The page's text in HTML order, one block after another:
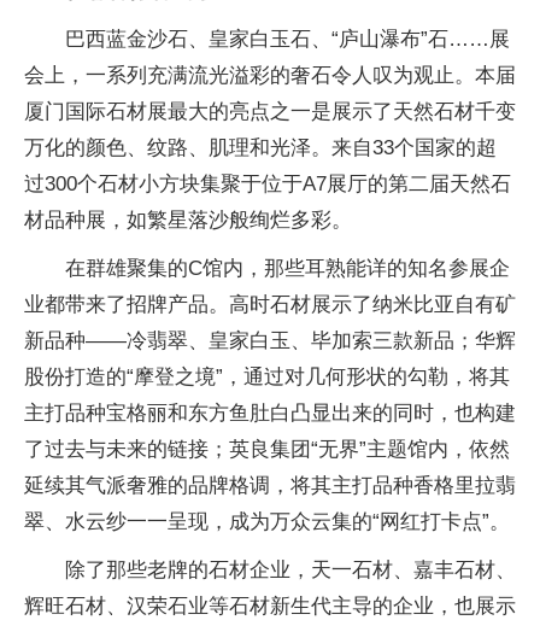
巴西蓝金沙石、皇家白玉石、“庐山瀑布”石……展
会上，一系列充满流光溢彩的奢石令人叹为观止。本届
厦门国际石材展最大的亮点之一是展示了天然石材千变
万化的颜色、纹路、肌理和光泽。来自33个国家的超
过300个石材小方块集聚于位于A7展厅的第二届天然石
材品种展，如繁星落沙般绚烂多彩。
在群雄聚集的C馆内，那些耳熟能详的知名参展企
业都带来了招牌产品。高时石材展示了纳米比亚自有矿
新品种——冷翡翠、皇家白玉、毕加索三款新品；华辉
股份打造的“摩登之境”，通过对几何形状的勾勒，将其
主打品种宝格丽和东方鱼肚白凸显出来的同时，也构建
了过去与未来的链接；英良集团“无界”主题馆内，依然
延续其气派奢雅的品牌格调，将其主打品种香格里拉翡
翠、水云纱一一呈现，成为万众云集的“网红打卡点”。
除了那些老牌的石材企业，天一石材、嘉丰石材、
辉旺石材、汉荣石业等石材新生代主导的企业，也展示